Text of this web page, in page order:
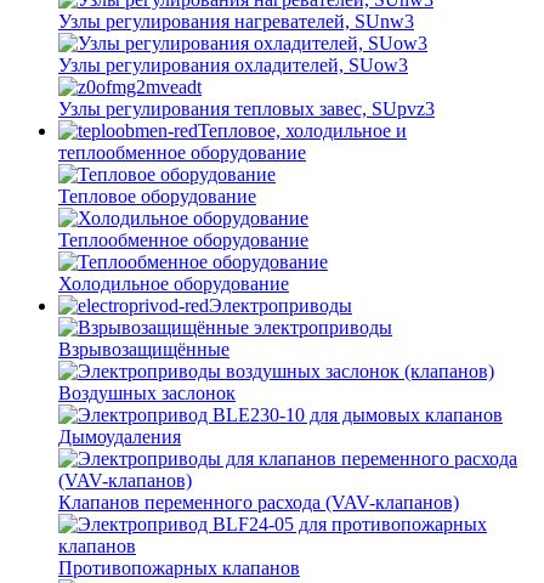
Узлы регулирования нагревателей, SUnw3
Узлы регулирования охладителей, SUow3
Узлы регулирования тепловых завес, SUpvz3
Тепловое, холодильное и
теплообменное оборудование
Тепловое оборудование
Теплообменное оборудование
Холодильное оборудование
Электроприводы
Взрывозащищённые
Воздушных заслонок
Дымоудаления
Клапанов переменного расхода (VAV-клапанов)
Противопожарных клапанов